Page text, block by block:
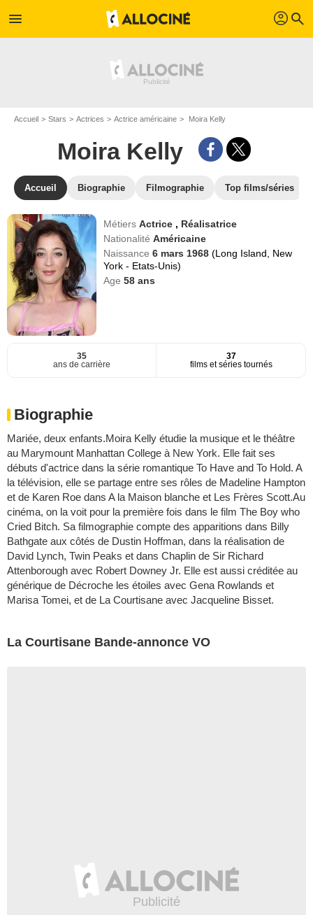
menu profil search
Accueil Stars Actrices Actrice américaine Moira Kelly
Moira Kelly
Accueil Biographie Filmographie Top films/séries
MétiersActrice , Réalisatrice
NationalitéAméricaine
Naissance6 mars 1968(Long Island, New
York - Etats-Unis)
Age58 ans
35
ans de carrière
37
films et séries tournés
Biographie
Mariée, deux enfants.Moira Kelly étudie la musique et le théâtre
au Marymount Manhattan College à New York. Elle fait ses
débuts d'actrice dans la série romantique To Have and To Hold. A
la télévision, elle se partage entre ses rôles de Madeline Hampton
et de Karen Roe dans A la Maison blanche et Les Frères Scott.Au
cinéma, on la voit pour la première fois dans le film The Boy who
Cried Bitch. Sa filmographie compte des apparitions dans Billy
Bathgate aux côtés de Dustin Hoffman, dans la réalisation de
David Lynch, Twin Peaks et dans Chaplin de Sir Richard
Attenborough avec Robert Downey Jr. Elle est aussi créditée au
générique de Décroche les étoiles avec Gena Rowlands et
Marisa Tomei, et de La Courtisane avec Jacqueline Bisset.
La Courtisane Bande-annonce VO